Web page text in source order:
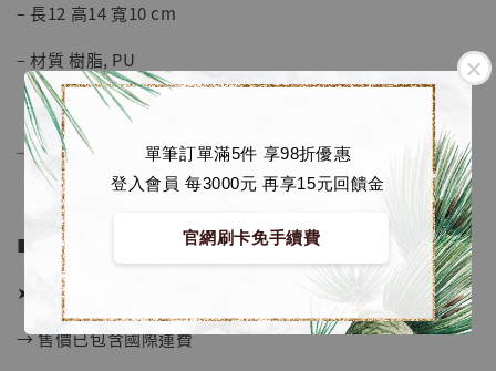
單筆訂單滿5件 享98折優惠
登入會員 每3000元 再享15元回饋金
官網刷卡免手續費
加購優惠【海賊王 布魯克達摩 [7STARS Studio]】
– 長12 高14 寬10 cm
– 材質 樹脂, PU
──────────────
■ 販售資訊：
➤ 價格 2080元
→ 售價已包含國際運費